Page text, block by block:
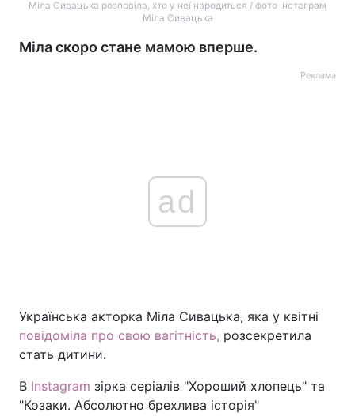
Головна
Україна Політика
Міла Сивацька розповіла, хто у неї народиться / фото інстаграм
Міла Сивацька
Міла скоро стане мамою вперше.
Реклама
ad
Українська акторка Міла Сивацька, яка у квітні
повідоміла про свою вагітність, розсекретила
стать дитини.
В Instagram зірка серіалів "Хороший хлопець" та
"Козаки. Абсолютно брехлива історія"